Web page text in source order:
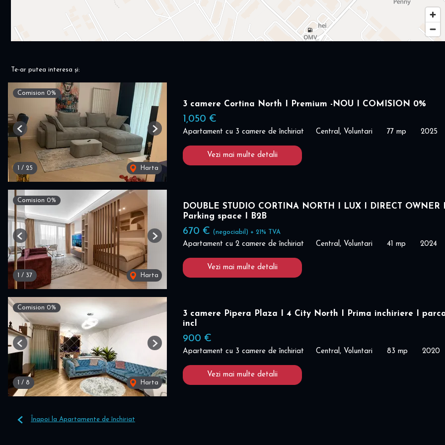
Te-ar putea interesa și:
Comision 0%
/ 25 Harta
Previous Next
3 camere Cortina North I Premium -NOU I COMISION 0%
1,050 €
Apartament cu 3 camere de închiriat Central, Voluntari 77 mp 2025
Vezi mai multe detalii
Comision 0%
/ 37 Harta
Previous Next
DOUBLE STUDIO CORTINA NORTH I LUX I DIRECT OWNER
Parking space I B2B
670 € (negociabil) + 21% TVA
Apartament cu 2 camere de închiriat Central, Voluntari 41 mp 2024
Vezi mai multe detalii
Comision 0%
/ 8 Harta
Previous Next
3 camere Pipera Plaza I 4 City North I Prima inchiriere I
incl
900 €
Apartament cu 3 camere de închiriat Central, Voluntari 83 mp 2020
Vezi mai multe detalii
Înapoi la Apartamente de închiriat